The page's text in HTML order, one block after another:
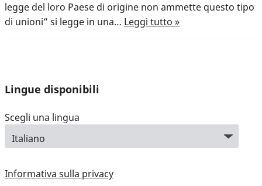
legge del loro Paese di origine non ammette questo tipo
di unioni” si legge in una… Leggi tutto »
Lingue disponibili
Scegli una lingua
Informativa sulla privacy